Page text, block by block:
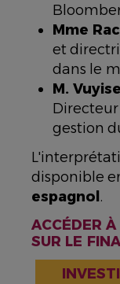
Mme
et
dans le
M.
gestion
disponible
espagnol.
ACCÉDER
SUR LE